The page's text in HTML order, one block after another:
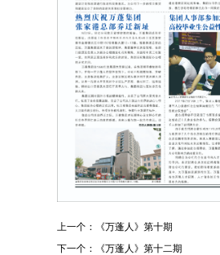
上一个：
《万蓬人》第十期
下一个：
《万蓬人》第十二期